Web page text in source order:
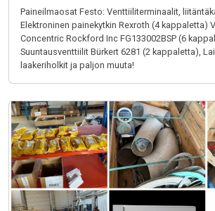
Paineilmaosat Festo: Venttiiliterminaalit,
Elektroninen painekytkin Rexroth (4 kappaletta)
Concentric Rockford Inc FG133002BSP (6
Suuntausventtiilit Bürkert 6281 (2 kappaletta),
laakeriholkit ja paljon muuta!